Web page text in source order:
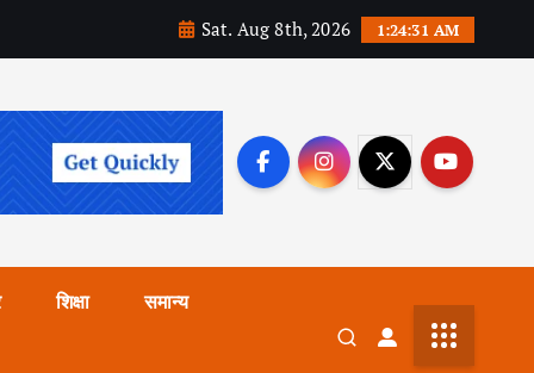
Sat. Aug 8th, 2026 1:24:33 AM
शिक्षा समान्य